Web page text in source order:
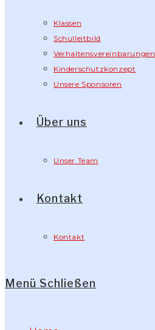
Klassen
Schulleitbild
Verhaltensvereinbarungen
Kinderschutzkonzept
Unsere Sponsoren
Über uns
Unser Team
Kontakt
Kontakt
Menü Schließen